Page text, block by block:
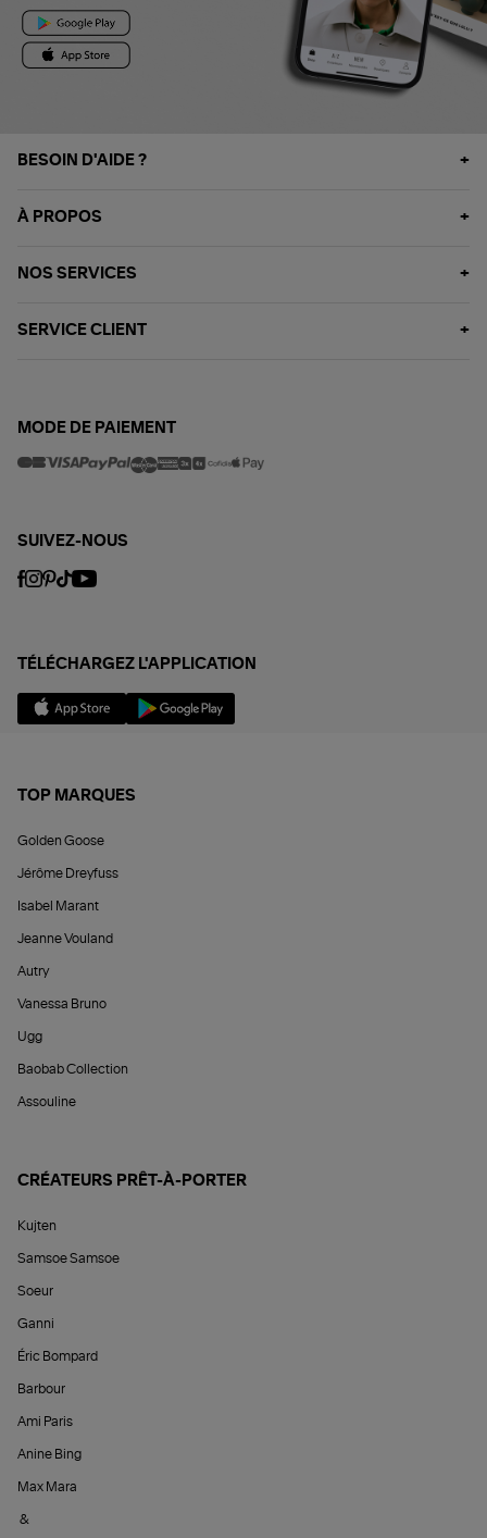
BESOIN D'AIDE ?
À PROPOS
NOS SERVICES
SERVICE CLIENT
MODE DE PAIEMENT
SUIVEZ-NOUS
TÉLÉCHARGEZ L'APPLICATION
TOP MARQUES
Golden Goose
Jérôme Dreyfuss
Isabel Marant
Jeanne Vouland
Autry
Vanessa Bruno
Ugg
Baobab Collection
Assouline
CRÉATEURS PRÊT-À-PORTER
Kujten
Samsoe Samsoe
Soeur
Ganni
Éric Bompard
Barbour
Ami Paris
Anine Bing
Max Mara
&